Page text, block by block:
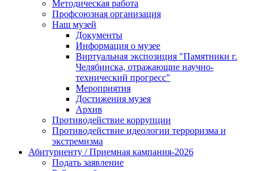
Методическая работа
Профсоюзная организация
Наш музей
Документы
Информация о музее
Виртуальная экспозиция "Памятники г.
Челябинска, отражающие научно-
технический прогресс"
Мероприятия
Достижения музея
Архив
Противодействие коррупции
Противодействие идеологии терроризма и
экстремизма
Абитуриенту / Приемная кампания-2026
Подать заявление